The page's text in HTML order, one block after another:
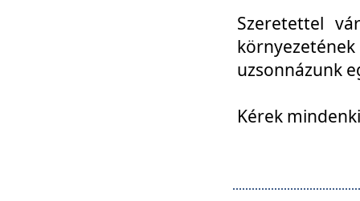
Szeretettel
uzsonnázunk
Kérek